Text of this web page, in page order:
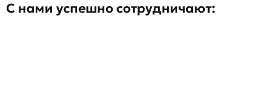
С нами успешно сотрудничают: